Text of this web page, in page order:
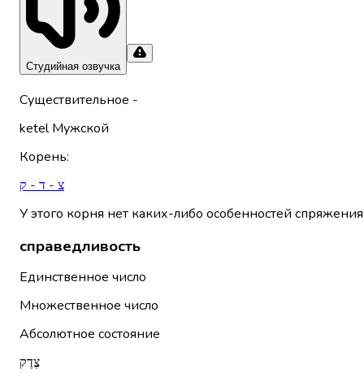
Студийная озвучка
Существительное -
ketel Мужской
Корень:
צ - ד - ק
У этого корня нет каких-либо особенностей
справедливость
Единственное число
Множественное число
Абсолютное состояние
צֶדֶק